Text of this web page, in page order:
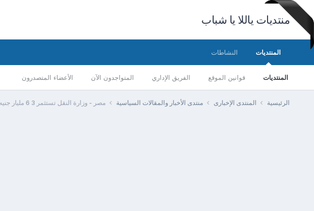
منتديات ياللا يا شباب
المنتديات
المنتديات قوانين الموقع الفريق الإداري المتواجدون الآن الأعضاء المتصدرون
النشاطات
الرئيسية المنتدى الإخبارى منتدى الأخبار والمقالات السياسية مصر - وزارة النقل تستثمر 3 6 مليار جنيه في تطوير ميناء سفاجا البحري